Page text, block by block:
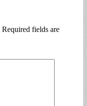
Required fields are